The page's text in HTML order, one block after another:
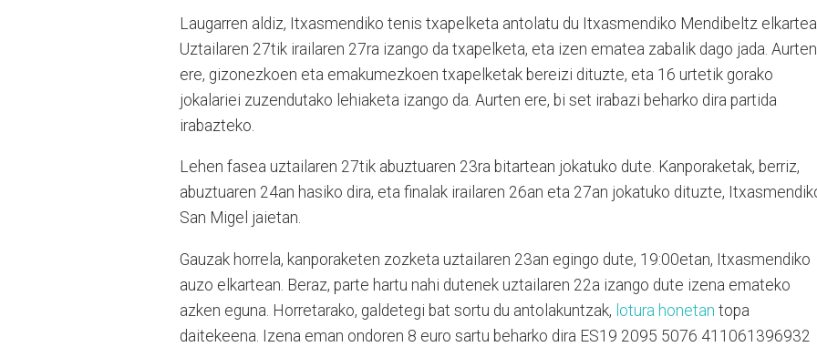
Laugarren aldiz, Itxasmendiko tenis txapelketa antolatu du Itxasmendiko Mendibeltz
Uztailaren 27tik irailaren 27ra izango da txapelketa, eta izen ematea zabalik dago jada. Aurten
ere, gizonezkoen eta emakumezkoen txapelketak bereizi dituzte, eta 16 urtetik gorako
jokalariei zuzendutako lehiaketa izango da. Aurten ere, bi set irabazi beharko dira partida
irabazteko.
Lehen fasea uztailaren 27tik abuztuaren 23ra bitartean jokatuko dute. Kanporaketak, berriz,
abuztuaren 24an hasiko dira, eta finalak irailaren 26an eta 27an jokatuko dituzte,
San Migel jaietan.
Gauzak horrela, kanporaketen zozketa uztailaren 23an egingo dute, 19:00etan, Itxasmendiko
auzo elkartean. Beraz, parte hartu nahi dutenek uztailaren 22a izango dute izena emateko
azken eguna. Horretarako, galdetegi bat sortu du antolakuntzak, lotura honetan topa
daitekeena. Izena eman ondoren 8 euro sartu beharko dira ES19 2095 5076 411061396932